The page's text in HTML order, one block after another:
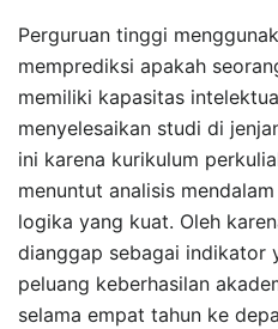
Perguruan tinggi
memprediksi apakah
memiliki kapasitas
menyelesaikan studi di
ini karena kurikulum
menuntut analisis
logika yang kuat. Oleh
dianggap sebagai indikator
peluang keberhasilan
selama empat tahun ke